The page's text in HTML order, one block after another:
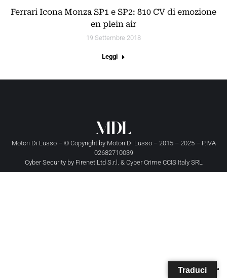
Ferrari Icona Monza SP1 e SP2: 810 CV di emozione
en plein air
19 Settembre 2018
Leggi
Motori Di Lusso – © Copyright by Motori Di Lusso– 2015 – 2025 – P.IVA
02682710039
Cyber Security by Firenet Ltd S.r.l. & Cyber Crime CCIS Italy SRL
Traduci